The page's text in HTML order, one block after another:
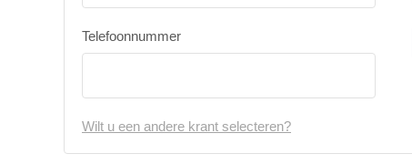
Telefoonnummer
Wilt u een andere krant selecteren?